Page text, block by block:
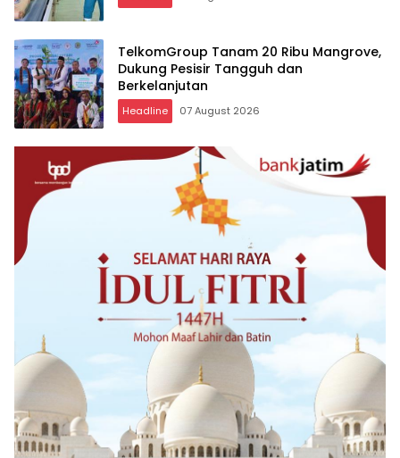
TelkomGroup Tanam 20 Ribu Mangrove,
Dukung Pesisir Tangguh dan
Berkelanjutan
Headline 07 August 2026